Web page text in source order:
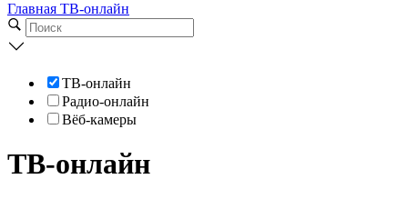
Главная ТВ-онлайн
ТВ-онлайн
Радио-онлайн
Вёб-камеры
ТВ-онлайн